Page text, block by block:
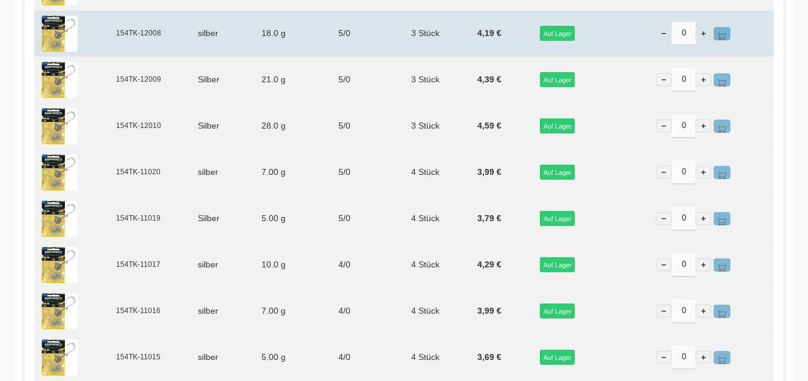
154TK-12008 silber 18.0 g 5/0 3 Stück 4,19 € Auf Lager − +
154TK-12009 Silber 21.0 g 5/0 3 Stück 4,39 € Auf Lager − +
154TK-12010 Silber 28.0 g 5/0 3 Stück 4,59 € Auf Lager − +
154TK-11020 silber 7.00 g 5/0 4 Stück 3,99 € Auf Lager − +
154TK-11019 Silber 5.00 g 5/0 4 Stück 3,79 € Auf Lager − +
154TK-11017 silber 10.0 g 4/0 4 Stück 4,29 € Auf Lager − +
154TK-11016 silber 7.00 g 4/0 4 Stück 3,99 € Auf Lager − +
154TK-11015 silber 5.00 g 4/0 4 Stück 3,69 € Auf Lager − +